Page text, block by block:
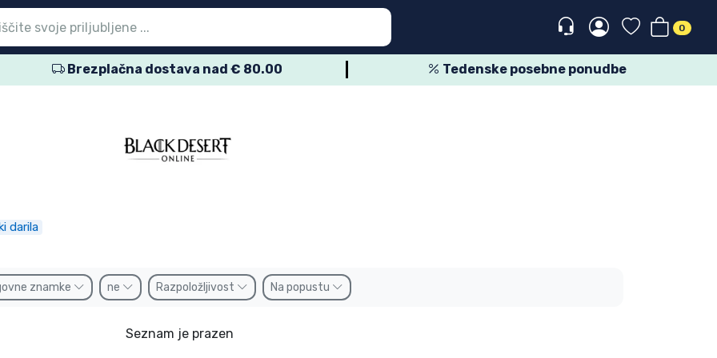
0
Brezplačna dostava nad € 80.00 Tedenske posebne ponudbe
darila
znamke ne Razpoložljivost Na popustu
Seznam je prazen
meni
meni
meni
meni
meni
meni
meni
meni
meni